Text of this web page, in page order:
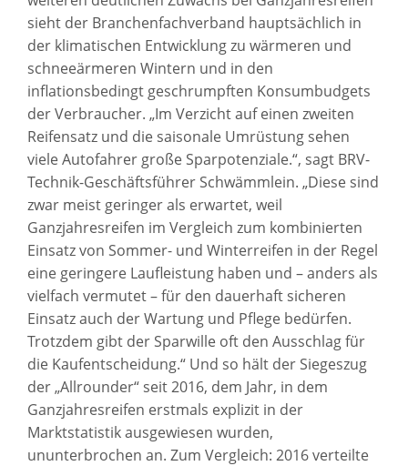
sieht der Branchenfachverband hauptsächlich in
der klimatischen Entwicklung zu wärmeren und
schneeärmeren Wintern und in den
inflationsbedingt geschrumpften Konsumbudgets
der Verbraucher. „Im Verzicht auf einen zweiten
Reifensatz und die saisonale Umrüstung sehen
viele Autofahrer große Sparpotenziale.“, sagt BRV-
Technik-Geschäftsführer Schwämmlein. „Diese sind
zwar meist geringer als erwartet, weil
Ganzjahresreifen im Vergleich zum kombinierten
Einsatz von Sommer- und Winterreifen in der Regel
eine geringere Laufleistung haben und – anders als
vielfach vermutet – für den dauerhaft sicheren
Einsatz auch der Wartung und Pflege bedürfen.
Trotzdem gibt der Sparwille oft den Ausschlag für
die Kaufentscheidung.“ Und so hält der Siegeszug
der „Allrounder“ seit 2016, dem Jahr, in dem
Ganzjahresreifen erstmals explizit in der
Marktstatistik ausgewiesen wurden,
ununterbrochen an. Zum Vergleich: 2016 verteilte